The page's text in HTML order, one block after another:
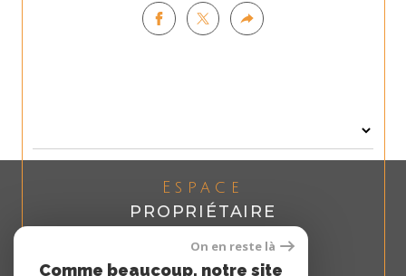
Espace
PROPRIÉTAIRE
Se connecter
On en reste là
Comme beaucoup, notre site